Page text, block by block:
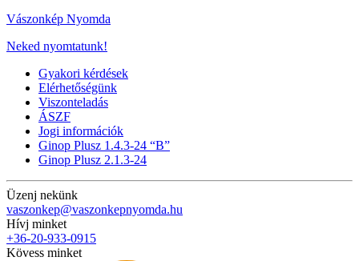
Vászonkép Nyomda
Neked nyomtatunk!
Gyakori kérdések
Elérhetőségünk
Viszonteladás
ÁSZF
Jogi információk
Ginop Plusz 1.4.3-24 “B”
Ginop Plusz 2.1.3-24
Üzenj nekünk
vaszonkep@vaszonkepnyomda.hu
Hívj minket
+36-20-933-0915
Kövess minket